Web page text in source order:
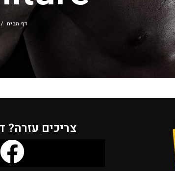
דף הבית
צריכים עזרה?